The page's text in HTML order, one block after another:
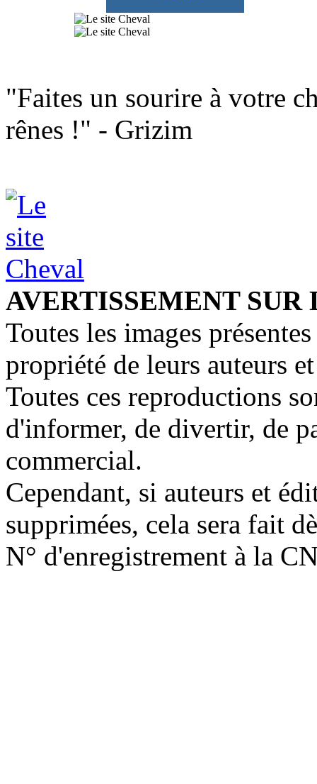
"Faites un sourire à votre
rênes !" - Grizim
AVERTISSEMENT
Toutes les images
propriété de leurs auteurs
Toutes ces reproductions
d'informer, de divertir, de
commercial.
Cependant, si auteurs et
supprimées, cela sera fait
N° d'enregistrement à la